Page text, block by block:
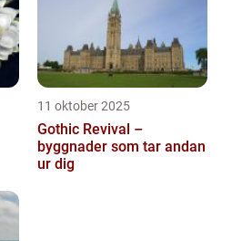
11 oktober 2025
Gothic Revival –
byggnader som tar andan
ur dig